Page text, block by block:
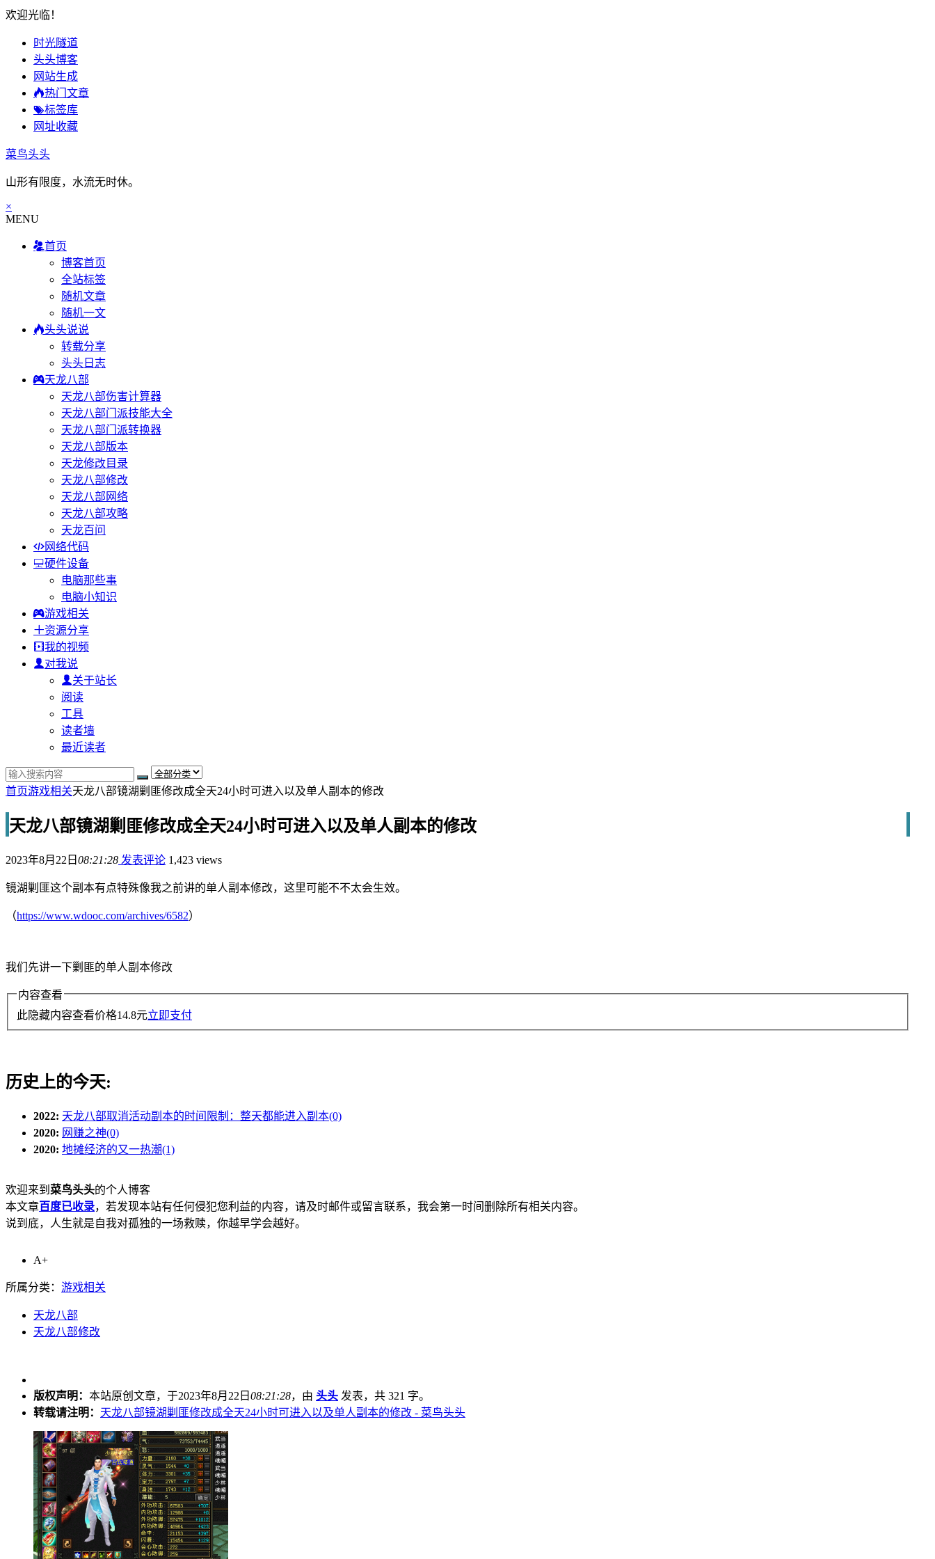
欢迎光临！
时光隧道
头头博客
网站生成
热门文章
标签库
网址收藏
菜鸟头头
山形有限度，水流无时休。
×
MENU
首页
博客首页
全站标签
随机文章
随机一文
头头说说
转载分享
头头日志
天龙八部
天龙八部伤害计算器
天龙八部门派技能大全
天龙八部门派转换器
天龙八部版本
天龙修改目录
天龙八部修改
天龙八部网络
天龙八部攻略
天龙百问
网络代码
硬件设备
电脑那些事
电脑小知识
游戏相关
资源分享
我的视频
对我说
关于站长
阅读
工具
读者墙
最近读者
首页游戏相关天龙八部镜湖剿匪修改成全天24小时可进入以及单人副本的修改
天龙八部镜湖剿匪修改成全天24小时可进入以及单人副本的修改
2023年8月22日 08:21:28 发表评论 1,423 views
镜湖剿匪这个副本有点特殊像我之前讲的单人副本修改，这里可能不不太会生效。
（https://www.wdooc.com/archives/6582）
我们先讲一下剿匪的单人副本修改
内容查看
此隐藏内容查看价格14.8元立即支付
历史上的今天:
2022: 天龙八部取消活动副本的时间限制：整天都能进入副本(0)
2020: 网赚之神(0)
2020: 地摊经济的又一热潮(1)
欢迎来到 菜鸟头头的个人博客
本文章百度已收录，若发现本站有任何侵犯您利益的内容，请及时邮件或留言联系，我会第一时间删除所有相关内容。
说到底，人生就是自我对孤独的一场救赎，你越早学会越好。
A+
所属分类： 游戏相关
天龙八部
天龙八部修改
版权声明： 本站原创文章，于2023年8月22日 08:21:28，由 头头 发表，共 321 字。
转载请注明： 天龙八部镜湖剿匪修改成全天24小时可进入以及单人副本的修改 - 菜鸟头头